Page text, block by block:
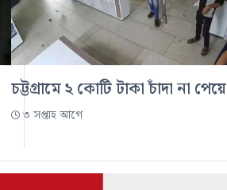
চট্টগ্রামে ২ কোটি টাকা চাঁদা না পেয়ে
৩ সপ্তাহ আগে